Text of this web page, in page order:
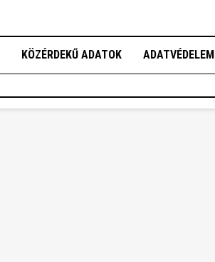
KÖZÉRDEKŰ ADATOK ADATVÉDELEM